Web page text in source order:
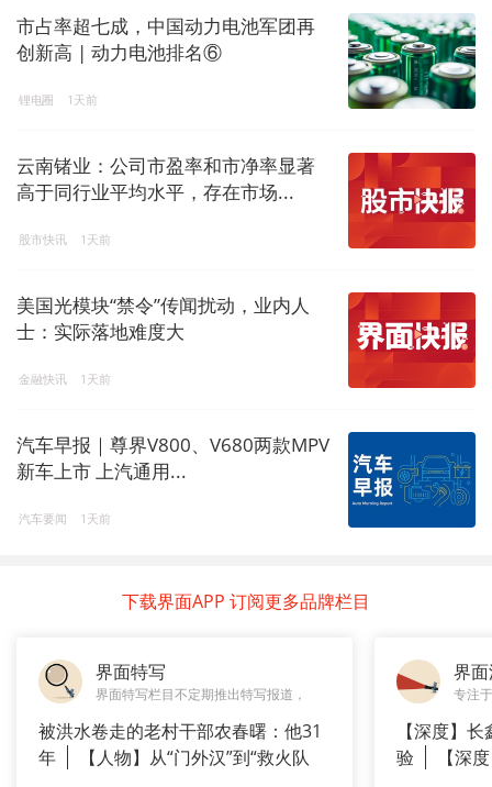
市占率超七成，中国动力电池军团再
创新高 | 动力电池排名⑥
锂电圈 1天前
云南锗业：公司市盈率和市净率显著
高于同行业平均水平，存在市场...
股市快讯 1天前
美国光模块“禁令”传闻扰动，业内人
士：实际落地难度大
金融快讯 1天前
汽车早报｜尊界V800、V680两款MPV
新车上市 上汽通用...
汽车要闻 1天前
下载界面APP 订阅更多品牌栏目
界面特写
界面特写栏目不定期推出特写报道，
被洪水卷走的老村干部农春曙：他31
年
【人物】从“门外汉”到“救火队
界
专注
【深度】
验
【深